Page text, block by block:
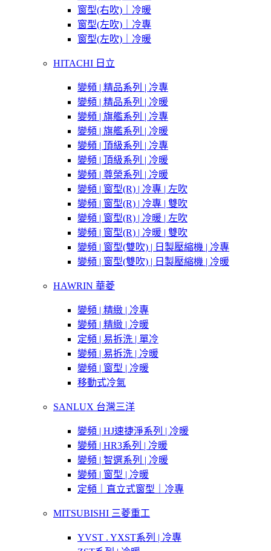
窗型(右吹)｜冷暖
窗型(左吹)｜冷專
窗型(左吹)｜冷暖
HITACHI 日立
變頻 | 精品系列 | 冷專
變頻 | 精品系列 | 冷暖
變頻 | 旗艦系列 | 冷專
變頻 | 旗艦系列 | 冷暖
變頻 | 頂級系列 | 冷專
變頻 | 頂級系列 | 冷暖
變頻 | 尊榮系列 | 冷暖
變頻 | 窗型(R) | 冷專 | 左吹
變頻 | 窗型(R) | 冷專 | 雙吹
變頻 | 窗型(R) | 冷暖 | 左吹
變頻 | 窗型(R) | 冷暖 | 雙吹
變頻 | 窗型(雙吹) | 日製壓縮機 | 冷專
變頻 | 窗型(雙吹) | 日製壓縮機 | 冷暖
HAWRIN 華菱
變頻 | 精緻 | 冷專
變頻 | 精緻 | 冷暖
定頻 | 易拆洗 | 單冷
變頻 | 易拆洗 | 冷暖
變頻 | 窗型 | 冷暖
移動式冷氣
SANLUX 台灣三洋
變頻 | HJ速捷淨系列 | 冷暖
變頻 | HR3系列 | 冷暖
變頻 | 智選系列 | 冷暖
變頻 | 窗型 | 冷暖
定頻｜直立式窗型｜冷專
MITSUBISHI 三菱重工
YVST . YXST系列 | 冷專